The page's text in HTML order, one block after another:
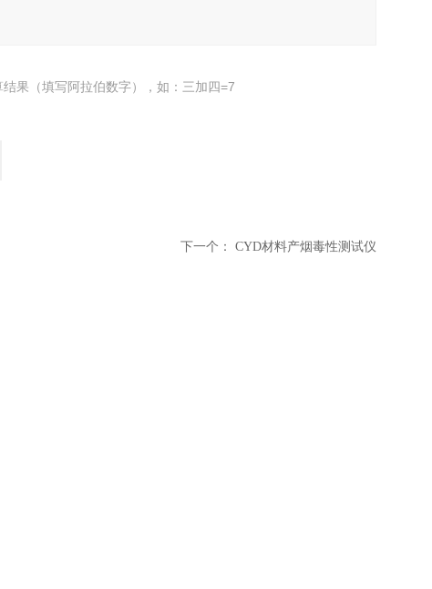
果（填写阿拉伯数字），如：三加四=7
下一个： CYD材料产烟毒性测试仪